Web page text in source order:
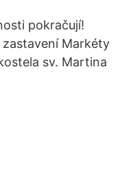
pokračují!
Markéty
sv. Martina